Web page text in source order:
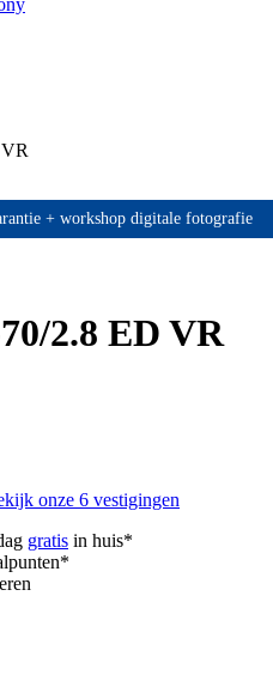
+ workshop digitale fotografie
2.8 ED VR
onze 6 vestigingen
gratis in huis*